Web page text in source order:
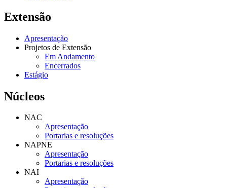
Extensão
Apresentação
Projetos de Extensão
Em Andamento
Encerrados
Estágio
Núcleos
NAC
Apresentação
Portarias e resoluções
NAPNE
Apresentação
Portarias e resoluções
NAI
Apresentação